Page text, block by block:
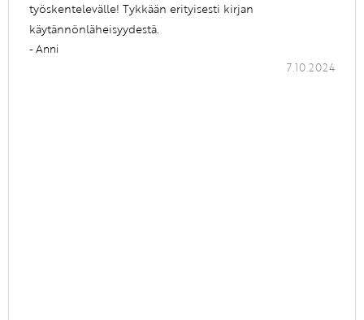
työskentelevälle! Tykkään erityisesti kirjan
käytännönläheisyydestä.
- Anni
7.10.2024